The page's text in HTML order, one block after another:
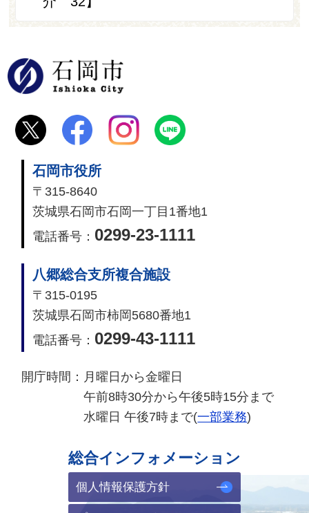
石岡市役所
〒315-8640
茨城県石岡市石岡一丁目1番地1
電話番号： 0299-23-1111
八郷総合支所複合施設
〒315-0195
茨城県石岡市柿岡5680番地1
電話番号： 0299-43-1111
開庁時間： 月曜日から金曜日
午前8時30分から午後5時15分まで
水曜日 午後7時まで(一部業務)
総合インフォメーション
個人情報保護方針